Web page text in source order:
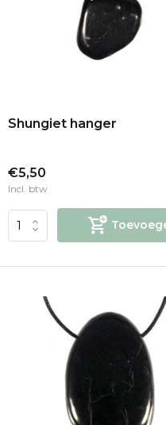
Shungiet hanger
€5,50
Incl. btw